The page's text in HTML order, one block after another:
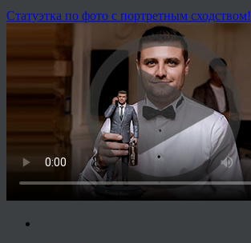
Статуэтка по фото с портретным сходством!